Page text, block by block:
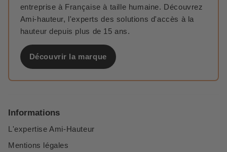
entreprise à Française à taille humaine. Découvrez
Ami-hauteur, l'experts des solutions d'accès à la
hauteur depuis plus de 15 ans.
Découvrir la marque
Informations
L'expertise Ami-Hauteur
Mentions légales